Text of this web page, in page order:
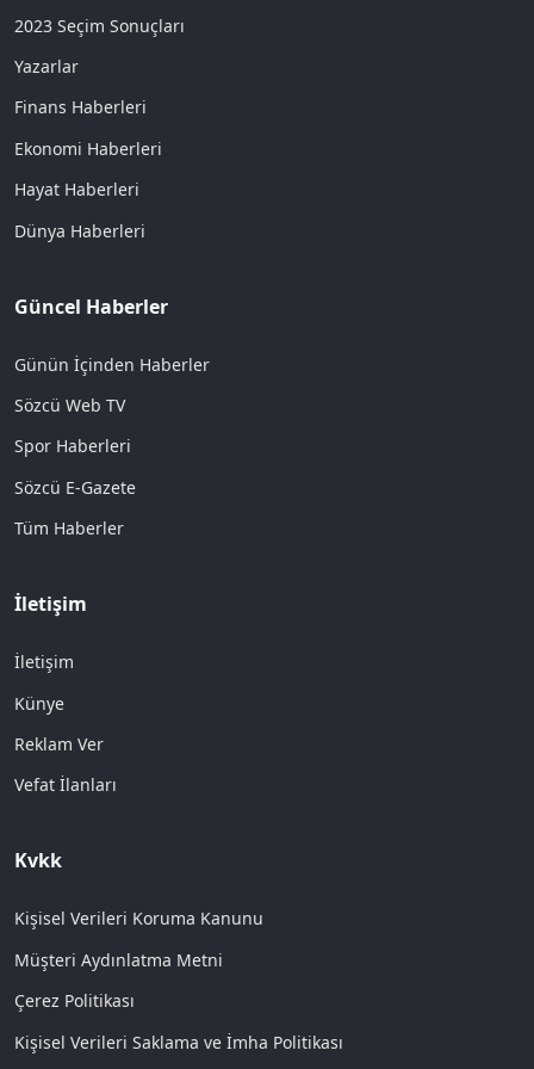
2023 Seçim Sonuçları
Yazarlar
Finans Haberleri
Ekonomi Haberleri
Hayat Haberleri
Dünya Haberleri
Güncel Haberler
Günün İçinden Haberler
Sözcü Web TV
Spor Haberleri
Sözcü E-Gazete
Tüm Haberler
İletişim
İletişim
Künye
Reklam Ver
Vefat İlanları
Kvkk
Kişisel Verileri Koruma Kanunu
Müşteri Aydınlatma Metni
Çerez Politikası
Kişisel Verileri Saklama ve İmha Politikası